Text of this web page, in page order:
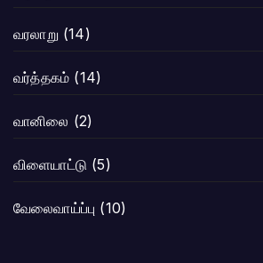
வரலாறு (14)
வர்த்தகம் (14)
வானிலை (2)
விளையாட்டு (5)
வேலைவாய்ப்பு (10)